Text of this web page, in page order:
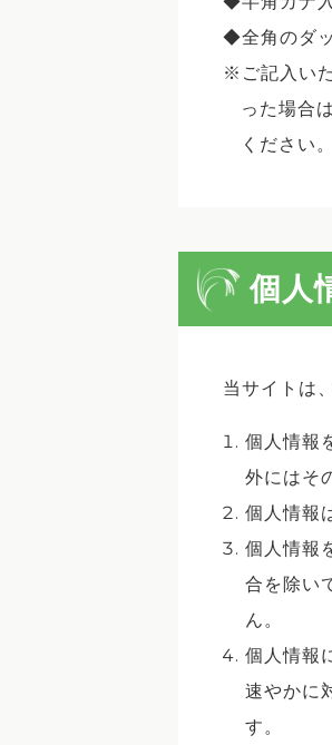
全角のダ
ご記入い
った場合
ください。
個人
当サイトは
個人情報
外にはそ
個人情報
個人情報
合を除い
ん。
個人情報
速やかに
す。